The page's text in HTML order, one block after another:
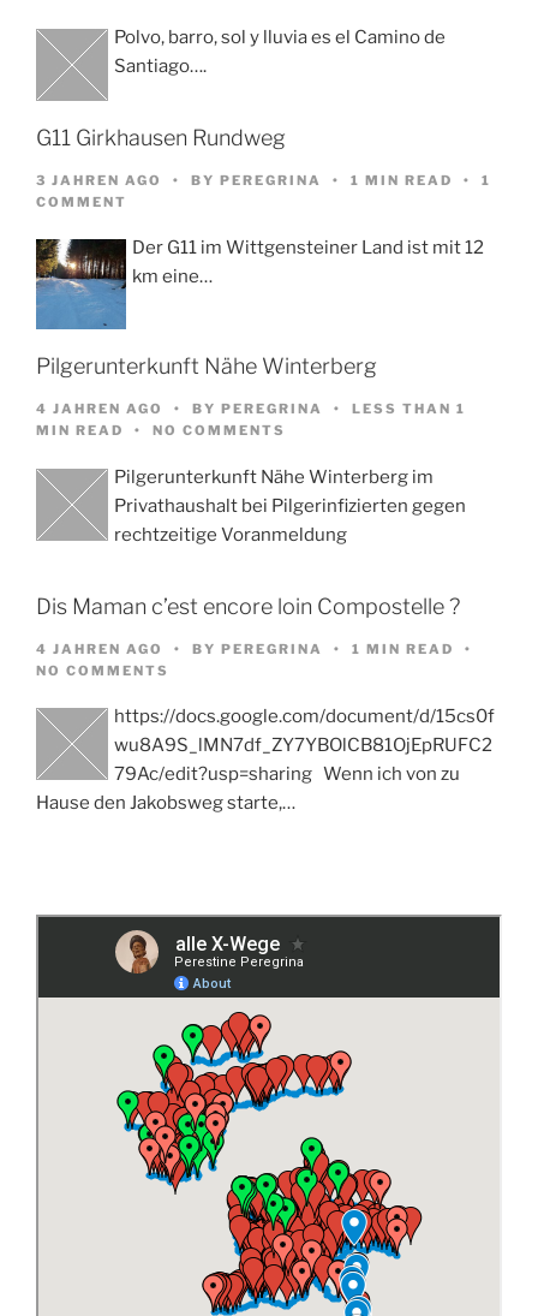
Polvo, barro, sol y lluvia es el Camino de
Santiago….
G11 Girkhausen Rundweg
3 JAHREN AGO BY PEREGRINA 1 MIN READ
1
COMMENT
Der G11 im Wittgensteiner Land ist mit 12
km eine…
Pilgerunterkunft Nähe Winterberg
4 JAHREN AGO BY PEREGRINA
LESS THAN 1
MIN READ
NO COMMENTS
Pilgerunterkunft Nähe Winterberg im
Privathaushalt bei Pilgerinfizierten gegen
rechtzeitige Voranmeldung
Dis Maman c’est encore loin Compostelle ?
4 JAHREN AGO BY PEREGRINA
1 MIN READ
NO COMMENTS
https://docs.google.com/document/d/15cs0f
wu8A9S_lMN7df_ZY7YBOlCB81OjEpRUFC2
79Ac/edit?usp=sharing Wenn ich von zu
Hause den Jakobsweg starte,…